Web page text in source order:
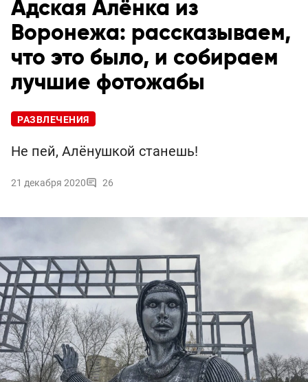
Адская Алёнка из
Воронежа: рассказываем,
что это было, и собираем
лучшие фотожабы
РАЗВЛЕЧЕНИЯ
Не пей, Алёнушкой станешь!
21 декабря 2020 26